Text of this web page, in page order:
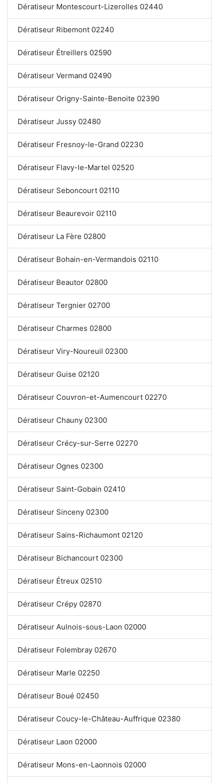
Dératiseur Montescourt-Lizerolles 02440
Dératiseur Ribemont 02240
Dératiseur Étreillers 02590
Dératiseur Vermand 02490
Dératiseur Origny-Sainte-Benoite 02390
Dératiseur Jussy 02480
Dératiseur Fresnoy-le-Grand 02230
Dératiseur Flavy-le-Martel 02520
Dératiseur Seboncourt 02110
Dératiseur Beaurevoir 02110
Dératiseur La Fère 02800
Dératiseur Bohain-en-Vermandois 02110
Dératiseur Beautor 02800
Dératiseur Tergnier 02700
Dératiseur Charmes 02800
Dératiseur Viry-Noureuil 02300
Dératiseur Guise 02120
Dératiseur Couvron-et-Aumencourt 02270
Dératiseur Chauny 02300
Dératiseur Crécy-sur-Serre 02270
Dératiseur Ognes 02300
Dératiseur Saint-Gobain 02410
Dératiseur Sinceny 02300
Dératiseur Sains-Richaumont 02120
Dératiseur Bichancourt 02300
Dératiseur Étreux 02510
Dératiseur Crépy 02870
Dératiseur Aulnois-sous-Laon 02000
Dératiseur Folembray 02670
Dératiseur Marle 02250
Dératiseur Boué 02450
Dératiseur Coucy-le-Château-Auffrique 02380
Dératiseur Laon 02000
Dératiseur Mons-en-Laonnois 02000